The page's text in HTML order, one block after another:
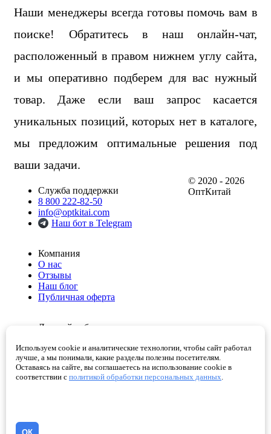
Наши менеджеры всегда готовы помочь вам в
поиске! Обратитесь в наш онлайн-чат,
расположенный в правом нижнем углу сайта,
и мы оперативно подберем для вас нужный
товар. Даже если ваш запрос касается
уникальных позиций, которых нет в каталоге,
мы предложим оптимальные решения под
ваши задачи.
Служба поддержки
8 800 222-82-50
info@optkitai.com
Наш бот в Telegram
Компания
О нас
Отзывы
Наш блог
Публичная оферта
Личный кабинет
Избранное
Корзина
Проверенные поставщики
Написать директору
© 2020 - 2026
ОптКитай
Используем cookie и аналитические технологии, чтобы сайт работал
лучше, а мы понимали, какие разделы полезны посетителям.
Оставаясь на сайте, вы соглашаетесь на использование cookie в
соответствии с политикой обработки персональных данных.